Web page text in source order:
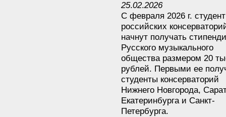
25.02.2026
С февраля 2026 г.
российских
начнут получать
Русского музыкального
общества размером 20
рублей. Первыми ее
студенты консерваторий
Нижнего Новгорода,
Екатеринбурга и Санкт-
Петербурга.